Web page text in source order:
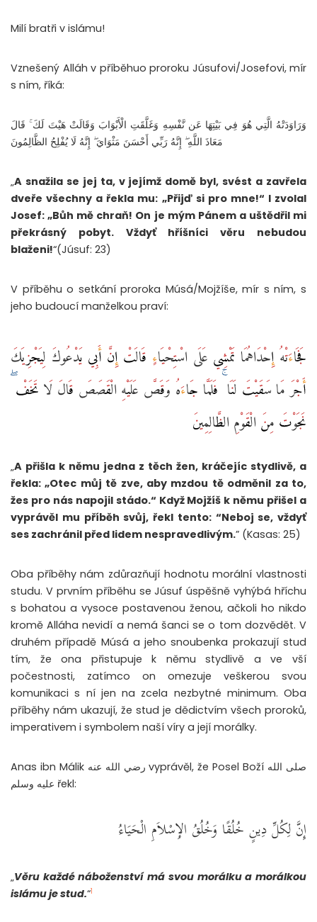
Milí bratři v islámu!
Vznešený Alláh v příběhuo proroku Júsufovi/Josefovi, mír
s ním, říká:
وَرَاوَدَتْهُ الَّتِي هُوَ فِي بَيْتِهَا عَن نَّفْسِهِ وَغَلَّقَتِ الْأَبْوَابَ وَقَالَتْ هَيْتَ لَكَ ۚ قَالَ
مَعَاذَ اللَّهِ ۖ إِنَّهُ رَبِّي أَحْسَنَ مَثْوَايَ ۖ إِنَّهُ لَا يُفْلِحُ الظَّالِمُونَ
„A snažila se jej ta, v jejímž domě byl, svést a zavřela
dveře všechny a řekla mu: „Přijď si pro mne!“ I zvolal
Josef: „Bůh mě chraň! On je mým Pánem a uštědřil mi
překrásný pobyt. Vždyť hříšníci věru nebudou
blaženi!“(Júsuf: 23)
V příběhu o setkání proroka Músá/Mojžíše, mír s ním, s
jeho budoucí manželkou praví:
فَجَاءَتْهُ إِحْدَاهُمَا تَمْشِي عَلَى اسْتِحْيَاءٍ قَالَتْ إِنَّ أَبِي يَدْعُوكَ لِيَجْزِيَكَ
أَجْرَ مَا سَقَيْتَ لَنَا ۚ فَلَمَّا جَاءَهُ وَقَصَّ عَلَيْهِ الْقَصَصَ قَالَ لَا تَخَفْ ۖ
نَجَوْتَ مِنَ الْقَوْمِ الظَّالِمِينَ
„A přišla k němu jedna z těch žen, kráčejíc stydlivě, a
řekla: „Otec můj tě zve, aby mzdou tě odměnil za to,
žes pro nás napojil stádo.“ Když Mojžíš k němu přišel a
vyprávěl mu příběh svůj, řekl tento: “Neboj se, vždyť
ses zachránil před lidem nespravedlivým.” (Kasas: 25)
Oba příběhy nám zdůrazňují hodnotu morální vlastnosti
studu. V prvním příběhu se Júsuf úspěšně vyhýbá hříchu
s bohatou a vysoce postavenou ženou, ačkoli ho nikdo
kromě Alláha nevidí a nemá šanci se o tom dozvědět. V
druhém případě Músá a jeho snoubenka prokazují stud
tím, že ona přistupuje k němu stydlivě a ve vší
počestnosti, zatímco on omezuje veškerou svou
komunikaci s ní jen na zcela nezbytné minimum. Oba
příběhy nám ukazují, že stud je dědictvím všech proroků,
imperativem i symbolem naší víry a její morálky.
Anas ibn Málik رضي الله عنه vyprávěl, že Posel Boží صلى الله
عليه وسلم řekl:
إِنَّ لِكُلِّ دِينٍ خُلُقًا وَخُلُقُ الإِسْلاَمِ الْحَيَاءُ ‏
„Věru každé náboženství má svou morálku a morálkou
islámu je stud.“1